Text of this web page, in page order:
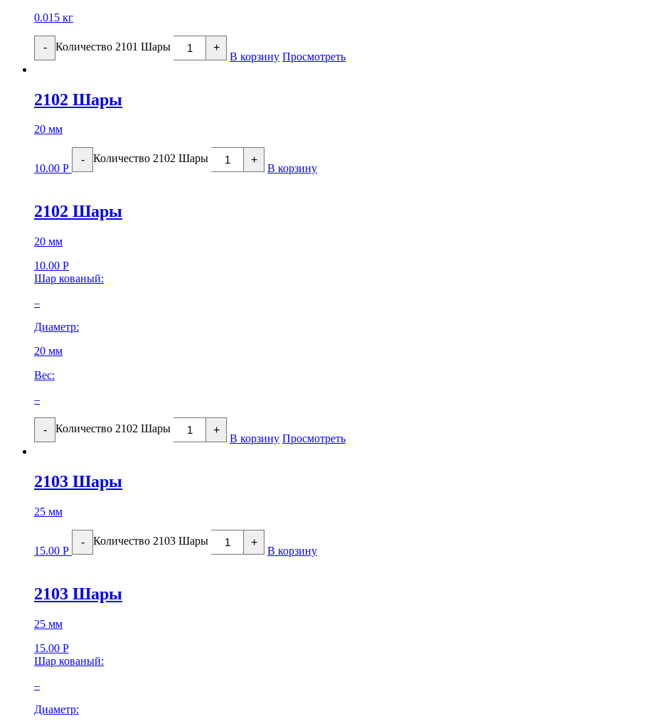
0.015 кг
- Количество 2101 Шары +
В корзину Просмотреть
2102 Шары
20 мм
10.00 Р
- Количество 2102 Шары +
В корзину
2102 Шары
20 мм
10.00 Р
Шар кованый:
–
Диаметр:
20 мм
Вес:
–
- Количество 2102 Шары +
В корзину Просмотреть
2103 Шары
25 мм
15.00 Р
- Количество 2103 Шары +
В корзину
2103 Шары
25 мм
15.00 Р
Шар кованый:
–
Диаметр: